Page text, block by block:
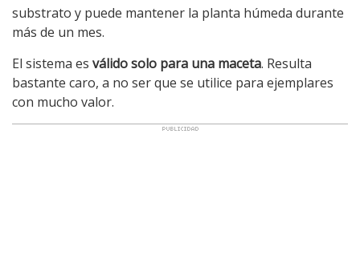
substrato y puede mantener la planta húmeda durante
más de un mes.
El sistema es válido solo para una maceta. Resulta
bastante caro, a no ser que se utilice para ejemplares
con mucho valor.